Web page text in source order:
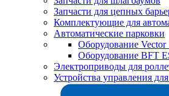
Запчасти для цепных
Комплектующие для
Автоматические парковки
Оборудование
Оборудование BFT
Электроприводы для
Устройства управления